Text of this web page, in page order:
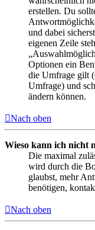
erstellen. Du
und dabei
eigenen Zeile
Optionen ein
die Umfrage gilt
Umfrage) und
ändern können.
Nach oben
Wieso kann ich nicht
Die maximal
wird durch die
glaubst, mehr
benötigen,
Nach oben